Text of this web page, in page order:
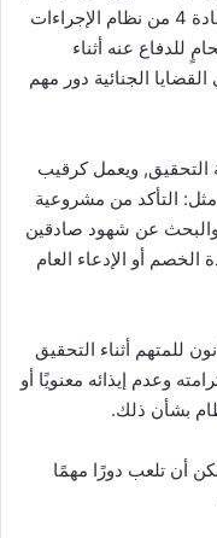
الإدعاء والمحاكمة. تنفيذ الحكم, ووفقاً للمادة 4 من نظام الإجراءات
للدفاع عنه أثناء
الجنائية دور مهم
التحقيق, ويعمل كرقيب
التأكد من مشروعية
والبحث عن شهود صادقين
الخصم أو الإدعاء العام
للمتهم أثناء التحقيق
وعدم إيذائه معنويًا أو
بشأن ذلك.
أن تلعب دورًا مهمًا